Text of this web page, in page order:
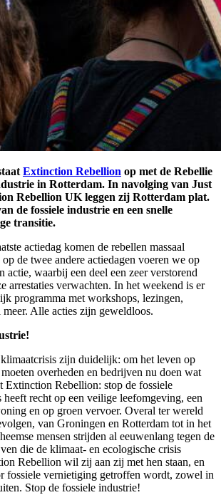
Extinction Rebellion op met de Rebellie
in Rotterdam. In navolging van Just
Rebellion UK leggen zij Rotterdam plat.
de fossiele industrie en een snelle
transitie.
actiedag komen de rebellen massaal
de twee andere actiedagen voeren we op
actie, waarbij een deel een zeer verstorend
arrestaties verwachten. In het weekend is er
programma met workshops, lezingen,
meer. Alle acties zijn geweldloos.
zijn duidelijk: om het leven op
overheden en bedrijven nu doen wat
Extinction Rebellion: stop de fossiele
heeft recht op een veilige leefomgeving, een
en op groen vervoer. Overal ter wereld
van Groningen en Rotterdam tot in het
mensen strijden al eeuwenlang tegen de
die de klimaat- en ecologische crisis
Rebellion wil zij aan zij met hen staan, en
fossiele vernietiging getroffen wordt, zowel in
Stop de fossiele industrie!